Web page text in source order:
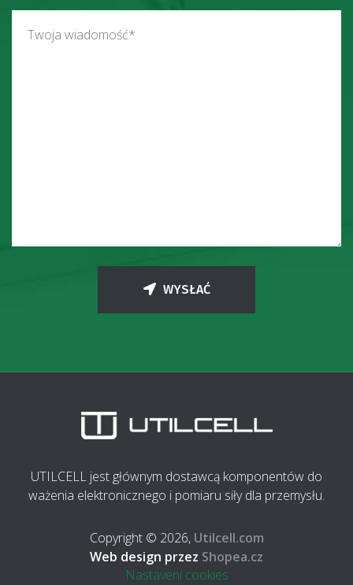
WYSŁAĆ
UTILCELL jest głównym dostawcą komponentów do
ważenia elektronicznego i pomiaru siły dla przemysłu.
Copyright © 2026, Utilcell.com
Web design przez Shopea.cz
Nastavení cookies